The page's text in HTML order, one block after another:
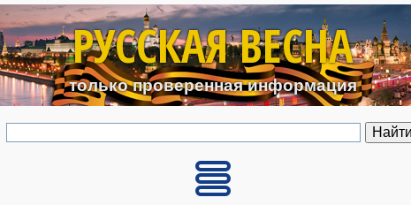
Перейти к основному
РУССКАЯ ВЕСНА
только проверенная информация